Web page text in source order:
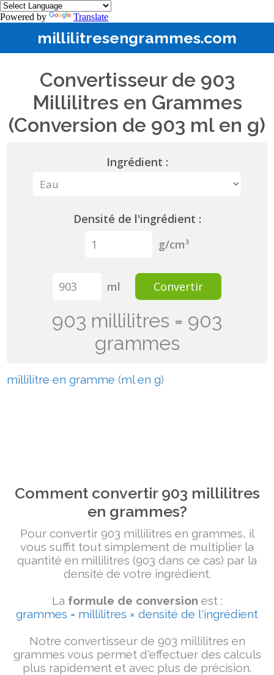
Powered by Translate
millilitresengrammes.com
Convertisseur de 903
Millilitres en Grammes
(Conversion de 903 ml en g)
Ingrédient :
Densité de l'ingrédient :
g/cm³
ml Convertir
903 millilitres = 903
grammes
millilitre en gramme (ml en g)
Comment convertir 903 millilitres
en grammes?
Pour convertir 903 millilitres en grammes, il
vous suffit tout simplement de multiplier la
quantité en millilitres (903 dans ce cas) par la
densité de votre ingrédient.
La formule de conversion est :
grammes = millilitres × densité de l'ingrédient
Notre convertisseur de 903 millilitres en
grammes vous permet d'effectuer des calculs
plus rapidement et avec plus de précision.